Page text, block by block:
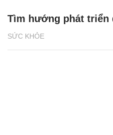
SỨC KHỎE
Tìm hướng phát triển